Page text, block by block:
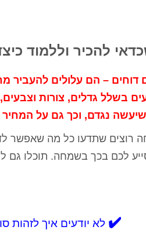
להכיר וללמוד
דוחים – הם עלולים להעביר
בשלל גדלים, צורות
נגדם, וכך גם על
רוצים שתדעו כל מה שאפשר
לכם בכך בשמחה. תוכלו גם
✔️ לא יודעים איך לזהות